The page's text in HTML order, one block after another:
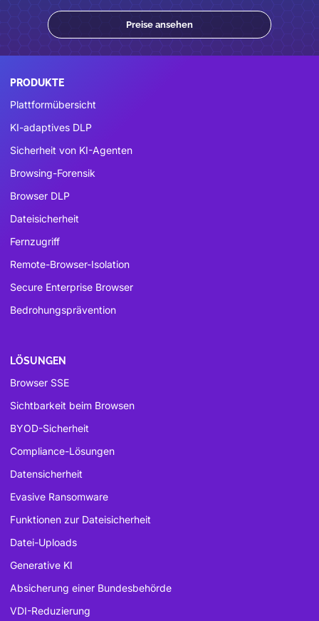
Preise ansehen
PRODUKTE
Plattformübersicht
KI-adaptives DLP
Sicherheit von KI-Agenten
Browsing-Forensik
Browser DLP
Dateisicherheit
Fernzugriff
Remote-Browser-Isolation
Secure Enterprise Browser
Bedrohungsprävention
LÖSUNGEN
Browser SSE
Sichtbarkeit beim Browsen
BYOD-Sicherheit
Compliance-Lösungen
Datensicherheit
Evasive Ransomware
Funktionen zur Dateisicherheit
Datei-Uploads
Generative KI
Absicherung einer Bundesbehörde
VDI-Reduzierung